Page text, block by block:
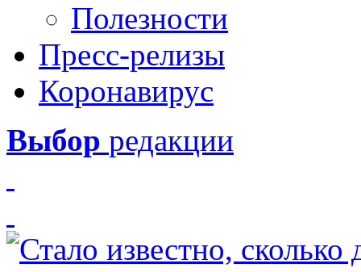
Полезности
Пресс-релизы
Коронавирус
Выбор редакции